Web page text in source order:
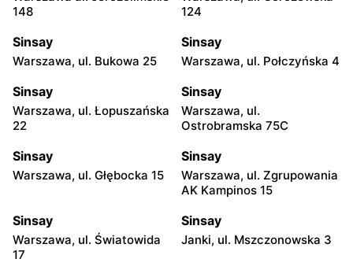
148
124
Sinsay
Warszawa, ul. Bukowa 25
Sinsay
Warszawa, ul. Połczyńska 4
Sinsay
Warszawa, ul. Łopuszańska
22
Sinsay
Warszawa, ul.
Ostrobramska 75C
Sinsay
Warszawa, ul. Głębocka 15
Sinsay
Warszawa, ul. Zgrupowania
AK Kampinos 15
Sinsay
Warszawa, ul. Światowida
17
Sinsay
Janki, ul. Mszczonowska 3